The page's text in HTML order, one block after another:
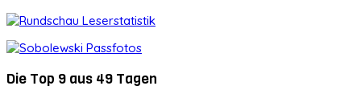
Die Top 9 aus 49 Tagen